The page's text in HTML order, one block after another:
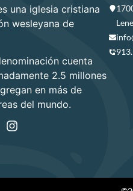
una iglesia cristiana
wesleyana de
cuenta
2.5 millones
en más de
del mundo.